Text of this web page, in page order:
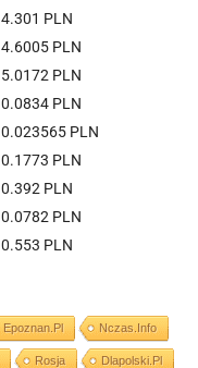
4.301 PLN
4.6005 PLN
5.0172 PLN
0.0834 PLN
0.023565 PLN
0.1773 PLN
0.392 PLN
0.0782 PLN
0.553 PLN
Epoznan.pl Nczas.info
Rosja Dlapolski.pl